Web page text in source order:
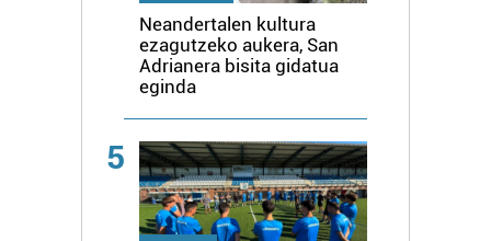
Neandertalen kultura
ezagutzeko aukera, San
Adrianera bisita gidatua
eginda
5